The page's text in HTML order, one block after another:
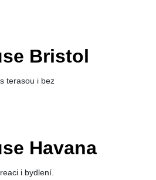
Bristol
terasou i bez
Havana
i bydlení.